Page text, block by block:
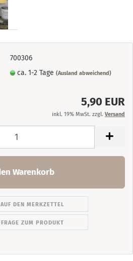
700306
ca. 1-2 Tage(Ausland abweichend)
5,90 EUR
inkl. 19% MwSt. zzgl. Versand
AUF DEN MERKZETTEL
FRAGE ZUM PRODUKT